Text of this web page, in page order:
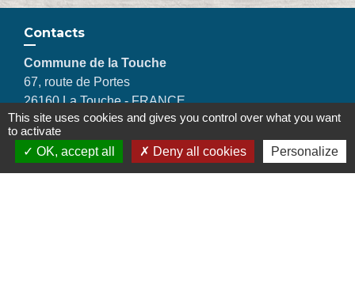
Contacts
Commune de la Touche
67, route de Portes
26160 La Touche - FRANCE
+33 4 75 53 90 10
Contact par formulaire
This site uses cookies and gives you control over what you want
to activate
OK, accept all
Deny all cookies Personalize